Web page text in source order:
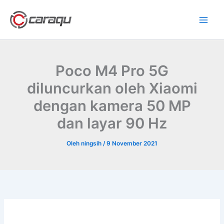
konten
Poco M4 Pro 5G
diluncurkan oleh Xiaomi
dengan kamera 50 MP
dan layar 90 Hz
Oleh ningsih /9 November 2021